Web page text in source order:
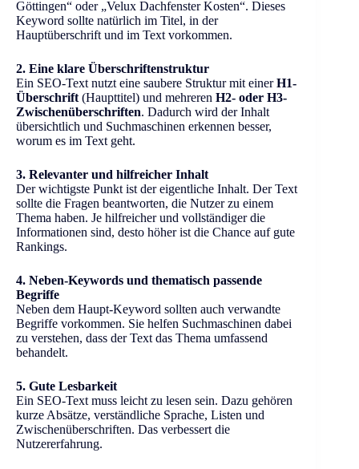
Göttingen“ oder „Velux Dachfenster Kosten“. Dieses
Keyword sollte natürlich im Titel, in der
Hauptüberschrift und im Text vorkommen.
2. Eine klare Überschriftenstruktur
Ein SEO-Text nutzt eine saubere Struktur mit einerH1-
Überschrift (Haupttitel) und mehreren H2- oder H3-
Zwischenüberschriften. Dadurch wird der Inhalt
übersichtlich und Suchmaschinen erkennen besser,
worum es im Text geht.
3. Relevanter und hilfreicher Inhalt
Der wichtigste Punkt ist der eigentliche Inhalt. Der Text
sollte die Fragen beantworten, die Nutzer zu einem
Thema haben. Je hilfreicher und vollständiger die
Informationen sind, desto höher ist die Chance auf gute
Rankings.
4. Neben-Keywords und thematisch passende
Begriffe
Neben dem Haupt-Keyword sollten auch verwandte
Begriffe vorkommen. Sie helfen Suchmaschinen dabei
zu verstehen, dass der Text das Thema umfassend
behandelt.
5. Gute Lesbarkeit
Ein SEO-Text muss leicht zu lesen sein. Dazu gehören
kurze Absätze, verständliche Sprache, Listen und
Zwischenüberschriften. Das verbessert die
Nutzererfahrung.